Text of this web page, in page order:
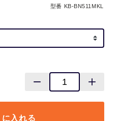
型番 KB-BN511MKL